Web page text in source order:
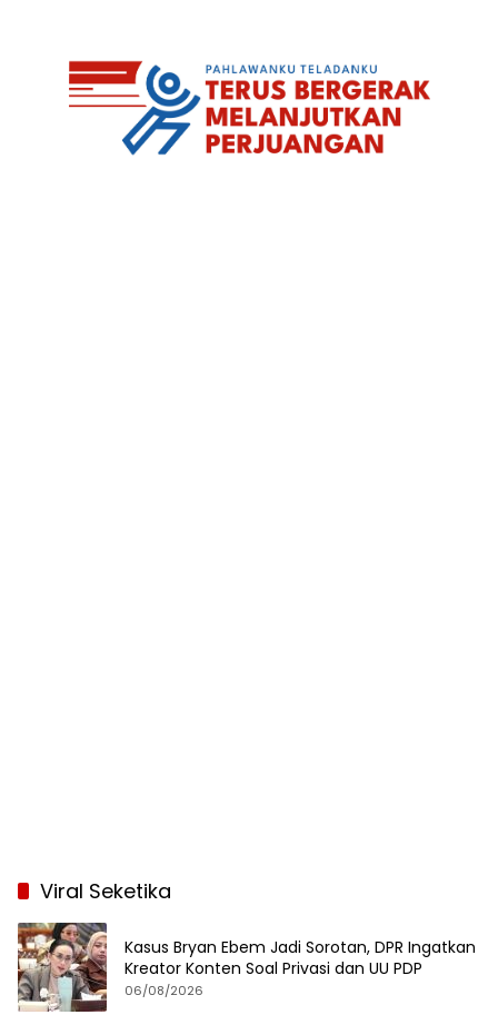
Viral Seketika
Kasus Bryan Ebem Jadi Sorotan, DPR Ingatkan
Kreator Konten Soal Privasi dan UU PDP
06/08/2026